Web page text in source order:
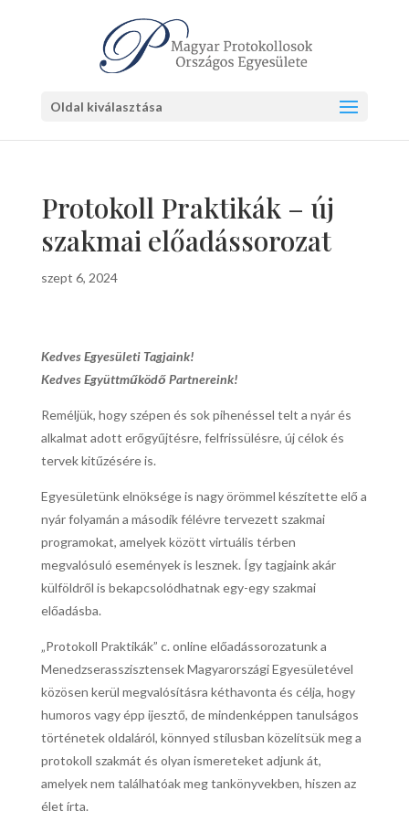
Oldal kiválasztása
Protokoll Praktikák – új
szakmai előadássorozat
szept 6, 2024
Kedves Egyesületi Tagjaink!
Kedves Együttműködő Partnereink!
Reméljük, hogy szépen és sok pihenéssel telt a nyár és
alkalmat adott erőgyűjtésre, felfrissülésre, új célok és
tervek kitűzésére is.
Egyesületünk elnöksége is nagy örömmel készítette elő a
nyár folyamán a második félévre tervezett szakmai
programokat, amelyek között virtuális térben
megvalósuló események is lesznek. Így tagjaink akár
külföldről is bekapcsolódhatnak egy-egy szakmai
előadásba.
„Protokoll Praktikák” c. online előadássorozatunk a
Menedzserasszisztensek Magyarországi Egyesületével
közösen kerül megvalósításra kéthavonta és célja, hogy
humoros vagy épp ijesztő, de mindenképpen tanulságos
történetek oldaláról, könnyed stílusban közelítsük meg a
protokoll szakmát és olyan ismereteket adjunk át,
amelyek nem találhatóak meg tankönyvekben, hiszen az
élet írta.